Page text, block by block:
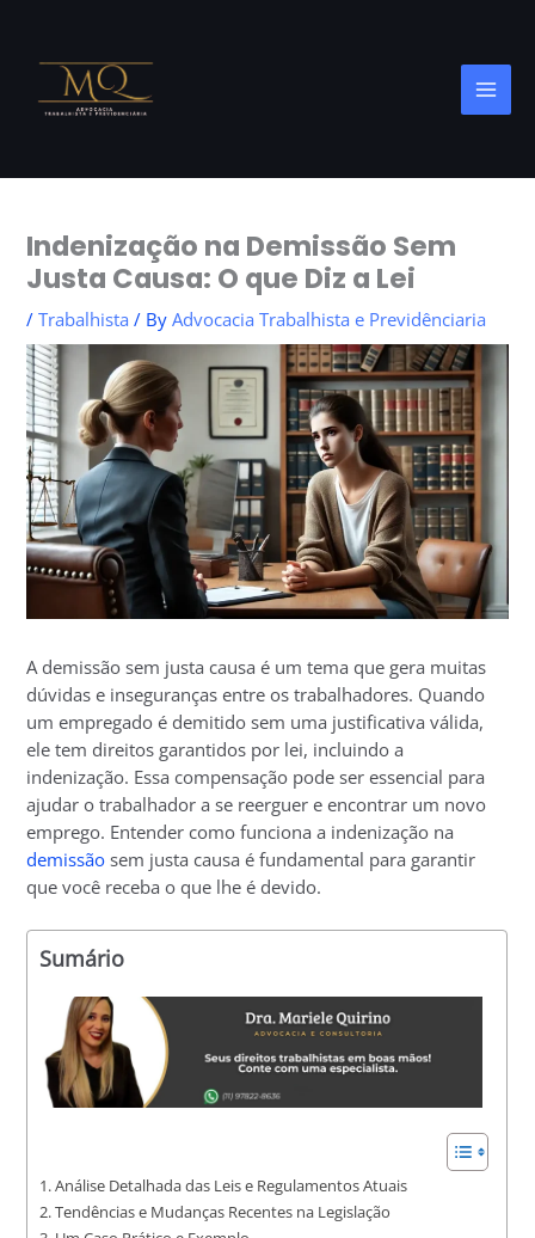
content
Indenização na Demissão Sem
Justa Causa: O que Diz a Lei
/Trabalhista / ByAdvocacia Trabalhista e Previdênciaria
A demissão sem justa causa é um tema que gera muitas
dúvidas e inseguranças entre os trabalhadores. Quando
um empregado é demitido sem uma justificativa válida,
ele tem direitos garantidos por lei, incluindo a
indenização. Essa compensação pode ser essencial para
ajudar o trabalhador a se reerguer e encontrar um novo
emprego. Entender como funciona a indenização na
demissão sem justa causa é fundamental para garantir
que você receba o que lhe é devido.
Sumário
Análise Detalhada das Leis e Regulamentos Atuais
Tendências e Mudanças Recentes na Legislação